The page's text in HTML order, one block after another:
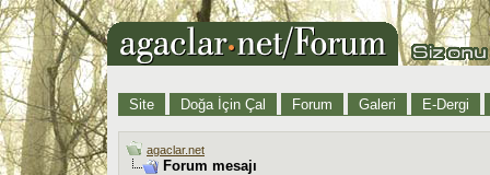
Site Doğa İçin Çal Forum Galeri E-Dergi
agaclar.net
Forum mesajı